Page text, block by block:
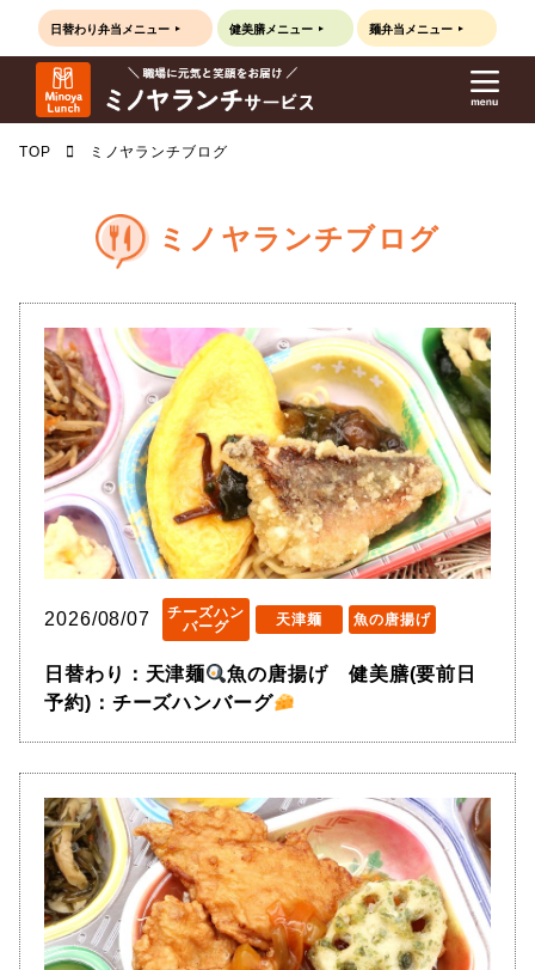
日替わり弁当 メニュー 健美膳メニュー 麺弁当 メニュー
TOP ミノヤランチブログ
ミノヤランチブログ
2026/08/07
チーズハン
バーグ
天津麺 魚の唐揚げ
日替わり：天津麺
魚の唐揚げ 健美膳(要前日
予約)：チーズハンバーグ